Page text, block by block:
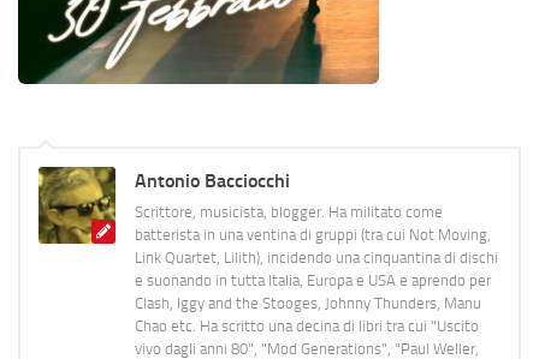
Antonio Bacciocchi
Scrittore, musicista, blogger. Ha militato come
batterista in una ventina di gruppi (tra cui Not Moving,
Link Quartet, Lilith), incidendo una cinquantina di dischi
e suonando in tutta Italia, Europa e USA e aprendo per
Clash, Iggy and the Stooges, Johnny Thunders, Manu
Chao etc. Ha scritto una decina di libri tra cui "Uscito
vivo dagli anni 80", "Mod Generations", "Paul Weller,